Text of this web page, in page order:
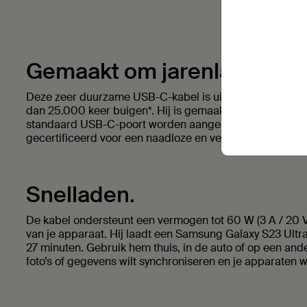
Gemaakt om jarenlang
Deze zeer duurzame USB-C-kabel is uitgebreid getest
dan 25.000 keer buigen*. Hij is gemaakt om lang mee te
standaard USB-C-poort worden aangesloten. Hij is
gecertificeerd voor een naadloze en veilige werking met
Snelladen.
De kabel ondersteunt een vermogen tot 60 W (3 A / 20
van je apparaat. Hij laadt een Samsung Galaxy S23
27 minuten. Gebruik hem thuis, in de auto of op een
foto’s of gegevens wilt synchroniseren en je apparaten